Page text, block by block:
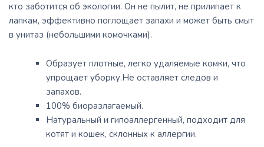
кто заботится об экологии. Он не пылит, не прилипает к
лапкам, эффективно поглощает запахи и может быть смыт
в унитаз (небольшими комочками).
Образует плотные, легко удаляемые комки, что
упрощает уборку.Не оставляет следов и
запахов.
100% биоразлагаемый.
Натуральный и гипоаллергенный, подходит для
котят и кошек, склонных к аллергии.